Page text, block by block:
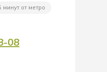
08
минут от метро